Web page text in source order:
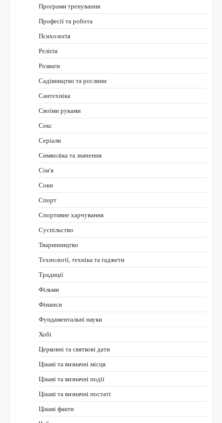
Програми тренування
Професії та робота
Психологія
Релігія
Розваги
Садівництво та рослини
Сантехніка
Своїми руками
Секс
Серіали
Символіка та значення
Сім’я
Соки
Спорт
Спортивне харчування
Суспільство
Тваринництво
Технології, техніка та гаджети
Традиції
Фільми
Фінанси
Фундаментальні науки
Хобі
Церковні та святкові дати
Цікаві та визначні місця
Цікаві та визначні події
Цікаві та визначні постаті
Цікаві факти